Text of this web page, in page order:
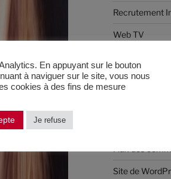
Recrutement
Web TV
MÉTA
Site de
En appuyant sur le bouton
à naviguer sur le site, vous nous
cookies à des fins de mesure
Je refuse